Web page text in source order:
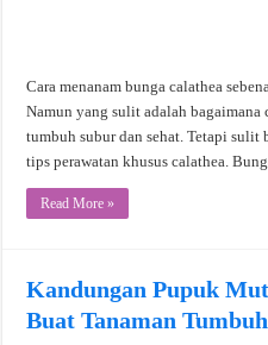
Cara menanam bunga calathea
Namun yang sulit adalah bagaimana
tumbuh subur dan sehat. Tetapi
tips perawatan khusus calathea.
Read More »
Kandungan Pupuk
Buat Tanaman